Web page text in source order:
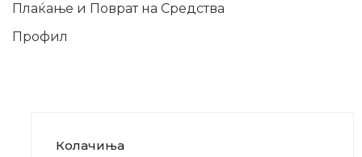
Плаќање и Поврат на Средства
Профил
Колачиња